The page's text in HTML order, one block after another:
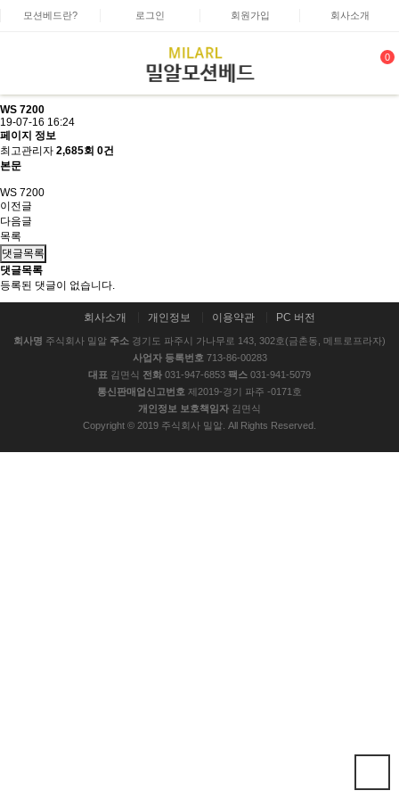
모션베드란? 로그인 회원가입 회사소개
0
WS 7200
19-07-16 16:24
페이지 정보
최고관리자 2,685회 0건
본문
WS 7200
이전글
다음글
목록
댓글목록
댓글목록
등록된 댓글이 없습니다.
회사소개 개인정보 이용약관 PC 버전
회사명 주식회사 밀알 주소 경기도 파주시 가나무로 143, 302호(금촌동, 메트로프라자)
사업자 등록번호 713-86-00283
대표 김면식 전화 031-947-6853 팩스 031-941-5079
통신판매업신고번호 제2019-경기 파주 -0171호
개인정보 보호책임자 김면식
Copyright © 2019 주식회사 밀알. All Rights Reserved.